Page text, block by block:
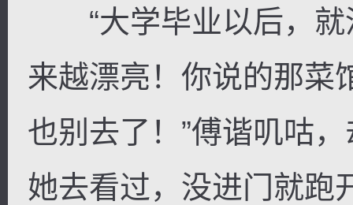
“大学毕业以后，就
来越漂亮！你说的那
也别去了！”傅谐叽咕
她去看过，没进门就跑